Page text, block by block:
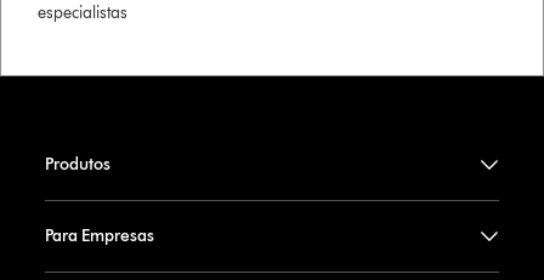
especialistas
Produtos
Para Empresas